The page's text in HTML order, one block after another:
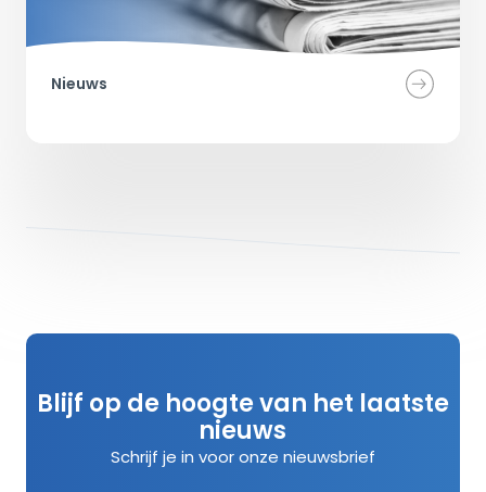
Nieuws
Blijf op de hoogte van het laatste
nieuws
Schrijf je in voor onze nieuwsbrief